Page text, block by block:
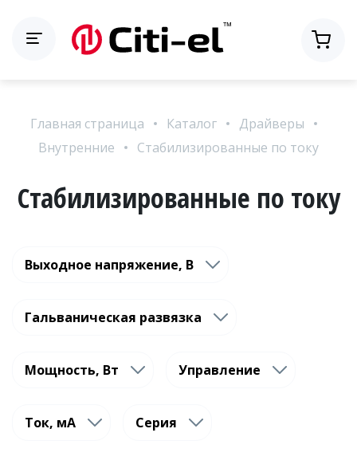
Главная страница Каталог
Драйверы
Внутренние
Стабилизированные по току
Стабилизированные по току
Выходное напряжение, В
Гальваническая развязка
Мощность, Вт Управление
Ток, мА Серия